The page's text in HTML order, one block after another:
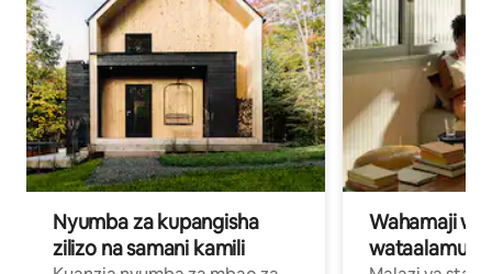
Nyumba za kupangisha
zilizo na samani kamili
Wahamaji
wataalamu